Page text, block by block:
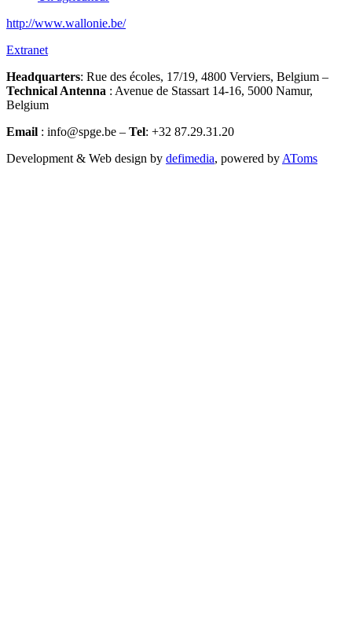
http://www.wallonie.be/
Extranet
Headquarters: Rue des écoles, 17/19, 4800 Verviers, Belgium –
Technical Antenna : Avenue de Stassart 14-16, 5000 Namur,
Belgium
Email : info@spge.be – Tel: +32 87.29.31.20
Development & Web design by defimedia, powered by AToms